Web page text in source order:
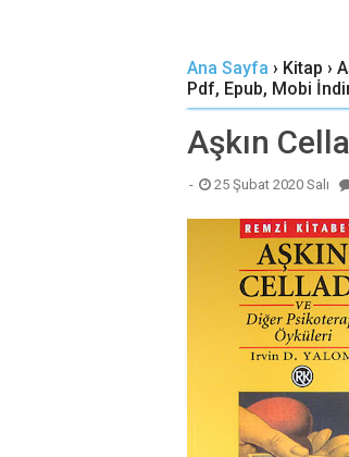
Ana Sayfa › Kitap ›
Pdf, Epub, Mobi
Aşkın
25 Şubat 2020 Salı